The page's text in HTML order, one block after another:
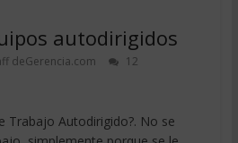
autodirigidos
deGerencia.com
12
Trabajo Autodirigido?. No se